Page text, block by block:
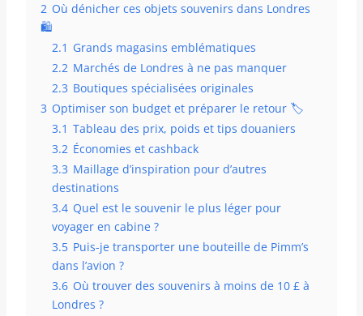
2 Où dénicher ces objets souvenirs dans Londres
🛍️
2.1 Grands magasins emblématiques
2.2 Marchés de Londres à ne pas manquer
2.3 Boutiques spécialisées originales
3 Optimiser son budget et préparer le retour 🏷️
3.1 Tableau des prix, poids et tips douaniers
3.2 Économies et cashback
3.3 Maillage d’inspiration pour d’autres
destinations
3.4 Quel est le souvenir le plus léger pour
voyager en cabine ?
3.5 Puis-je transporter une bouteille de Pimm’s
dans l’avion ?
3.6 Où trouver des souvenirs à moins de 10 £ à
Londres ?